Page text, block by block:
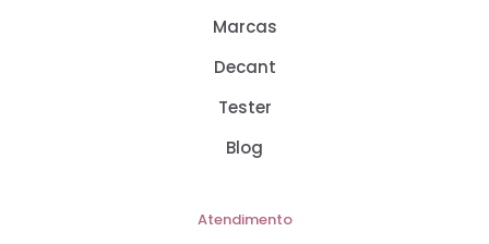
Marcas
Decant
Tester
Blog
Atendimento